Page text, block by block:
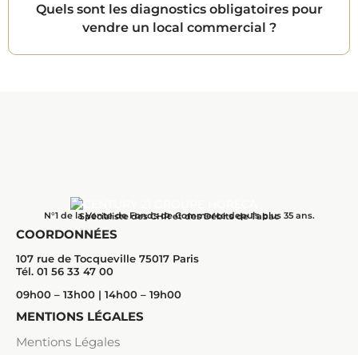
Quels sont les diagnostics obligatoires pour
vendre un local commercial ?
N°1 de la Vente de Fonds de Commerce depuis plus 35 ans.
Spécialiste des CHR et des Débits de Tabac
COORDONNÉES
107 rue de Tocqueville 75017 Paris
Tél. 01 56 33 47 00
09h00 – 13h00 | 14h00 – 19h00
MENTIONS LÉGALES
Mentions Légales